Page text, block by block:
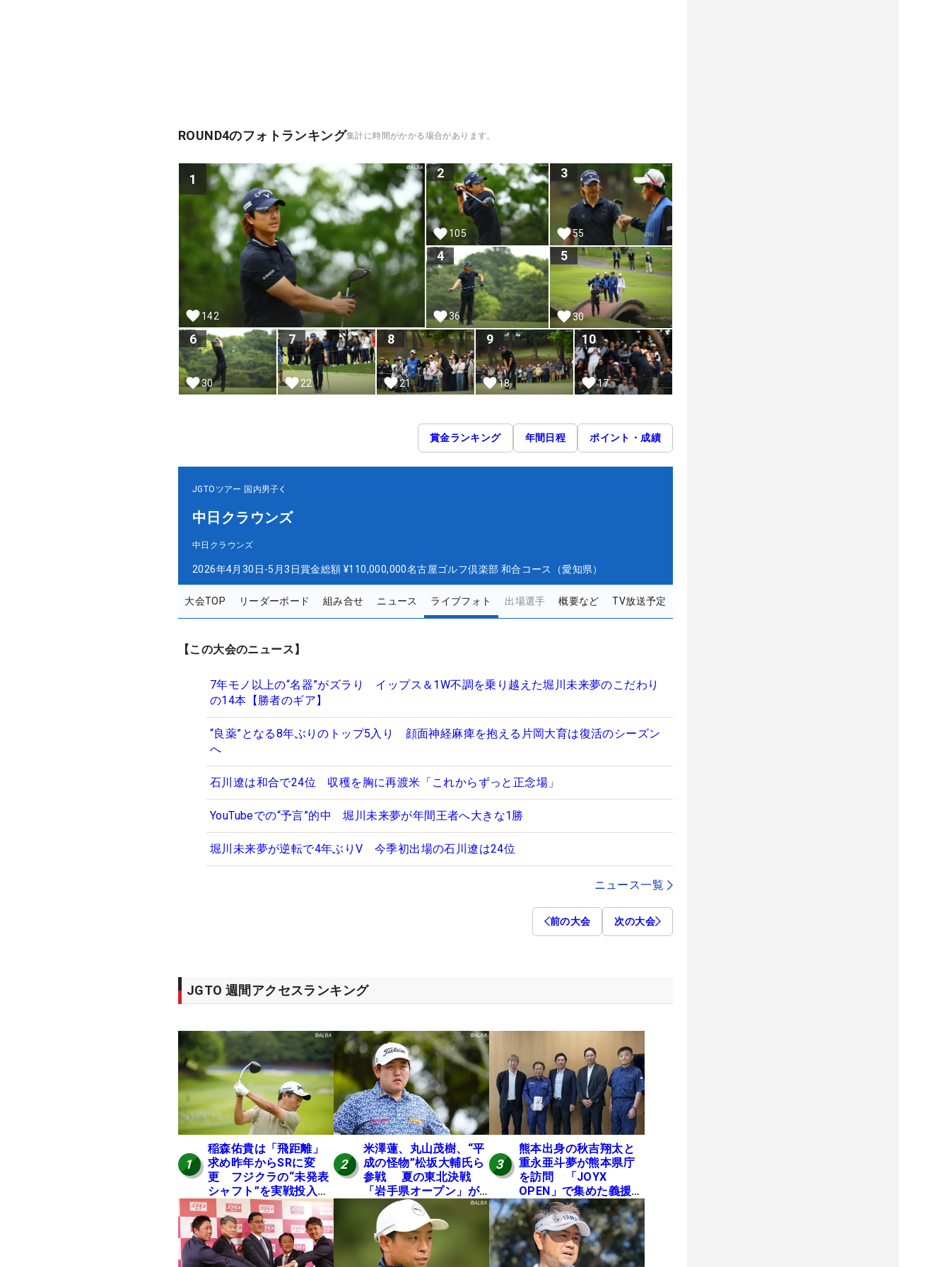
ROUND4のフォトランキング集計に時間がかかる場合があります。
1
142
2
105
3
55
4
36
5
30
6
30
7
22
8
21
9
18
10
17
賞金ランキング 年間日程 ポイント・成績
JGTOツアー 国内男子
中日クラウンズ
中日クラウンズ
2026年4月30日-5月3日賞金総額 ¥110,000,000名古屋ゴルフ倶楽部 和合コース（愛知県）
大会TOP リーダーボード 組み合せ ニュース ライブフォト 出場選手 概要など TV放送予定
【この大会のニュース】
7年モノ以上の“名器”がズラり イップス＆1W不調を乗り越えた堀川未来夢のこだわり
の14本【勝者のギア】
“良薬”となる8年ぶりのトップ5入り 顔面神経麻痺を抱える片岡大育は復活のシーズン
へ
石川遼は和合で24位 収穫を胸に再渡米「これからずっと正念場」
YouTubeでの“予言”的中 堀川未来夢が年間王者へ大きな1勝
堀川未来夢が逆転で4年ぶりV 今季初出場の石川遼は24位
ニュース一覧
前の大会 次の大会
JGTO 週間アクセスランキング
1
稲森佑貴は「飛距離」
求め昨年からSRに変
更 フジクラの“未発表
シャフト”を実戦投入し
好感触「つかまえにい
ける」【男子ツアーの
ヒトネタ！】
2
米澤蓮、丸山茂樹、“平
成の怪物”松坂大輔氏ら
参戦 夏の東北決戦
「岩手県オープン」が8
日開幕
3
熊本出身の秋吉翔太と
重永亜斗夢が熊本県庁
を訪問 「JOYX
OPEN」で集めた義援金
を贈呈